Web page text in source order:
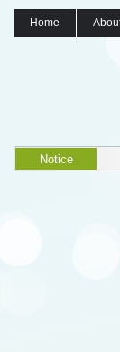
Home
Notice